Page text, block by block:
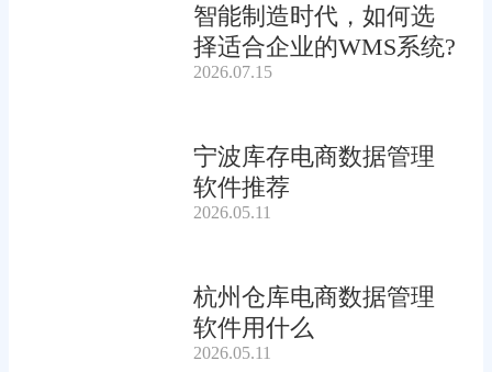
智能制造时代，如何选
择适合企业的WMS系统?
2026.07.15
宁波库存电商数据管理
软件推荐
2026.05.11
杭州仓库电商数据管理
软件用什么
2026.05.11